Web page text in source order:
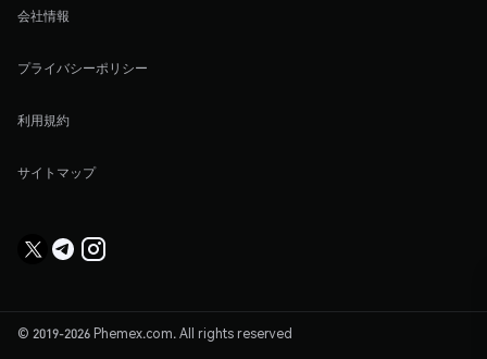
会社情報
プライバシーポリシー
利用規約
サイトマップ
© 2019-2026 Phemex.com. All rights reserved